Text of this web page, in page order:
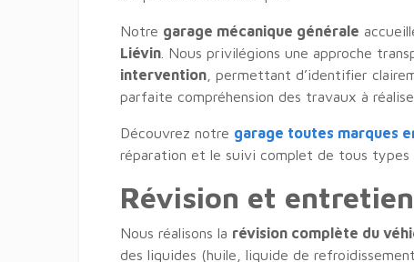
Notre garage mécanique générale
Liévin . Nous privilégions une approche
intervention , permettant d’identifier
parfaite compréhension des travaux à
Découvrez notre garage toutes marques
réparation et le suivi complet de tous types
Révision et
Nous réalisons la révision complète du
des liquides (huile, liquide de